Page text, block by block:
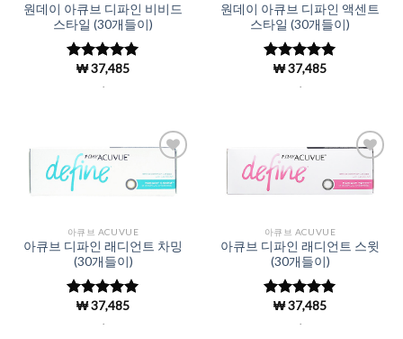
원데이 아큐브 디파인 비비드
스타일 (30개들이)
5 중에서
로 평
₩37,485
원데이 아큐브 디파인 액센트
스타일 (30개들이)
5 중에서
로 평
₩37,485
Add to
Wishlist
아큐브 ACUVUE
아큐브 디파인 래디언트 차밍
(30개들이)
5 중에서
로 평
₩37,485
Add to
Wishlist
아큐브 ACUVUE
아큐브 디파인 래디언트 스윗
(30개들이)
5 중에서
로 평
₩37,485